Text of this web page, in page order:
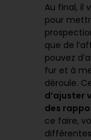
Au final, il
pour
que de
pouvez
fur et à
déroule.
d’ajuster
des
ce faire,